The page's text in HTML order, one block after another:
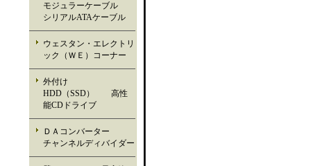
モジュラーケーブル
シリアルATAケーブル
ウェスタン・エレクトリ
ック（ＷＥ）コーナー
外付け
HDD（SSD） 高性
能CDドライブ
ＤＡコンバーター
チャンネルディバイダー